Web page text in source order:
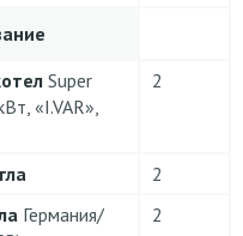
Super
«I.VAR»,
2
2
Германия/
2